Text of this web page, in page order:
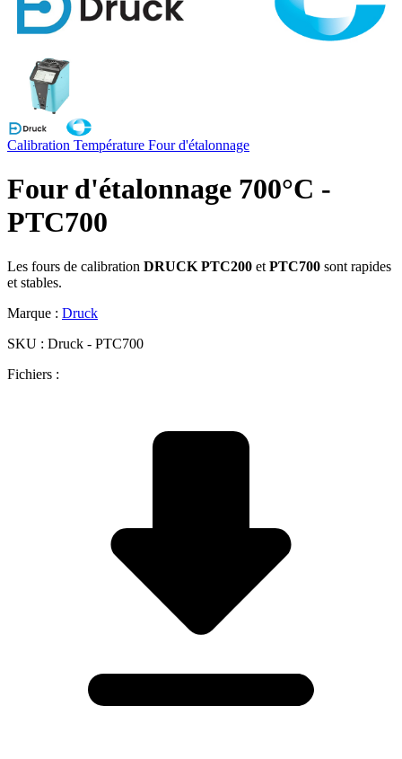
Calibration Température Four d'étalonnage
Four d'étalonnage 700°C -
PTC700
Les fours de calibration DRUCK PTC200 et PTC700 sont rapides
et stables.
Marque : Druck
SKU : Druck - PTC700
Fichiers :